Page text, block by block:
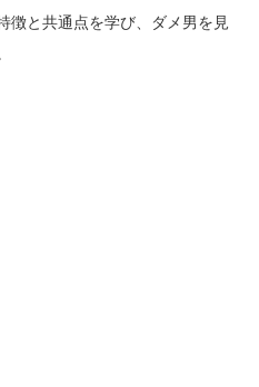
徴と共通点を学び、ダメ男を見